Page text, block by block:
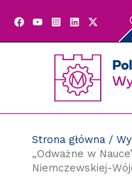
Strona główna/
„Odważne w
Niemczewskiej-